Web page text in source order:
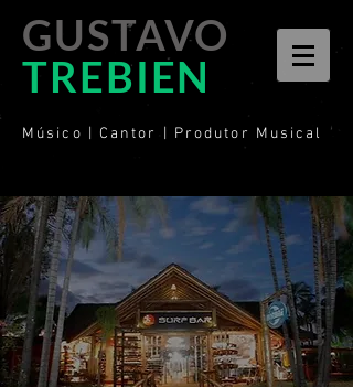
GUSTAVO
TREBIEN
Músico | Cantor | Produtor Musical